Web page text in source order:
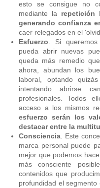
esto se consigue no
mediante la repetición
generando confianza
caer relegados en el
Esfuerzo . Si
pueda abrir nuevas
queda más remedio
ahora, abundan los
laboral, optando
intentando abrirse
profesionales. Todos
acceso a los mismos
esfuerzo serán los
destacar entre la
Consciencia . Este
marca personal puede
mejor que podemos
más consciente
contenidos que
profundidad el segmento